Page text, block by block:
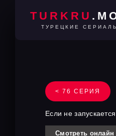
TURKRU
ТУРЕЦКИЕ
< 76 СЕРИЯ
Если не
Смотреть онлайн